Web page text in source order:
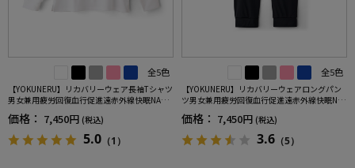
全5色
【YOKUNERU】リカバリーウェア長袖Tシャツ
男女兼用疲労回復血行促進遠赤外線快眠NANO
MIX(R)【一般医療機器】SS～LLサイズ
価格： 7,450円 (税込)
5.0 （1）
全5色
【YOKUNERU】リカバリーウェアロングパン
ツ男女兼用疲労回復血行促進遠赤外線快眠NA
NOMIX(R)【一般医療機器】SS～LLサイズ
価格： 7,450円 (税込)
3.6 （5）